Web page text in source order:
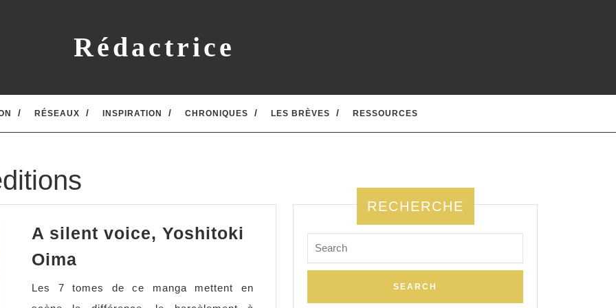
Rédactrice
RÉSEAUX INSPIRATION CHRONIQUES LES BRÈVES RESSOURCES
A silent voice, Yoshitoki
Oima
voice,
Les 7 tomes de ce manga mettent en
RECHERCHE
for: